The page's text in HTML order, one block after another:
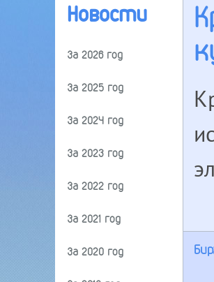
Новости
За 2026 год
За 2025 год
За 2024 год
За 2023 год
За 2022 год
За 2021 год
За 2020 год